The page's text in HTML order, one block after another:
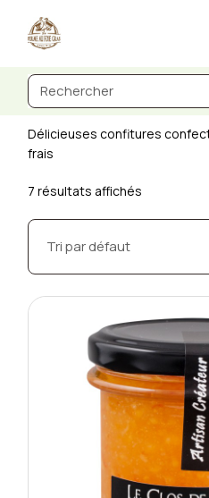
content
Recherche
de
:
Délicieuses confitures
frais
7 résultats affichés
Tri par défaut